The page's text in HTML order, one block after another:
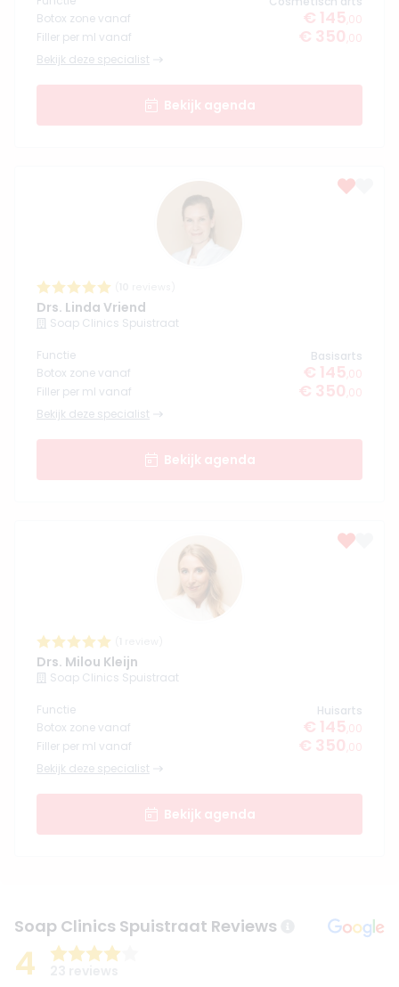
Botox zone vanaf
€ 145 ,00
Filler per ml vanaf
€ 350 ,00
Bekijk deze specialist
Bekijk agenda
Drs. Linda Vriend
Soap Clinics Spuistraat
Functie
Basisarts
Botox zone vanaf
€ 145 ,00
Filler per ml vanaf
€ 350 ,00
Bekijk deze specialist
Bekijk agenda
Drs. Milou Kleijn
Soap Clinics Spuistraat
Functie
Huisarts
Botox zone vanaf
€ 145 ,00
Filler per ml vanaf
€ 350 ,00
Bekijk deze specialist
Bekijk agenda
Soap Clinics Spuistraat Reviews
4